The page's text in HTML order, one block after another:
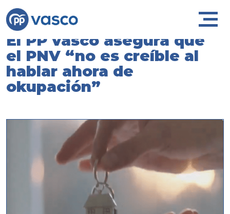
El PP vasco asegura que
el PNV “no es creíble al
hablar ahora de
okupación”